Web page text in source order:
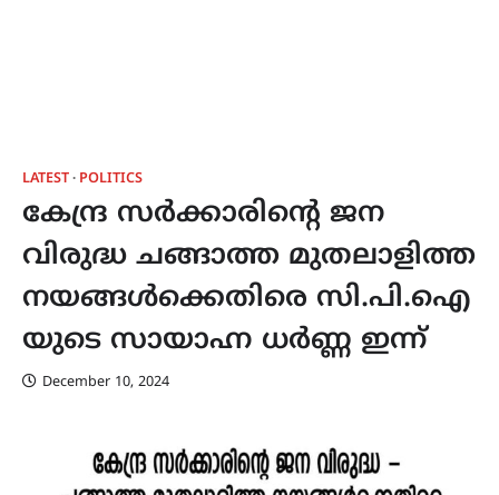
LATEST POLITICS
കേന്ദ്ര സർക്കാരിന്റെ ജന
വിരുദ്ധ ചങ്ങാത്ത മുതലാളിത്ത
നയങ്ങൾക്കെതിരെ സി.പി.ഐ
യുടെ സായാഹ്ന ധർണ്ണ ഇന്ന്
December 10, 2024